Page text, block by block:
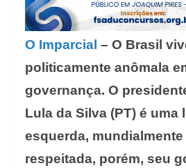
O Imparcial – O Brasil
politicamente anômala
governança. O
Lula da Silva (PT) é uma
esquerda,
respeitada, porém, seu